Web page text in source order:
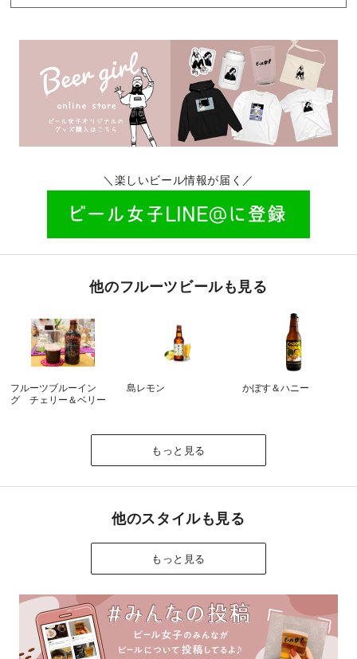
＼楽しいビール情報が届く／
他のフルーツビールも見る
フルーツブルーイン
グ チェリー＆ベリー
島レモン かぼす＆ハニー
もっと見る
他のスタイルも見る
もっと見る